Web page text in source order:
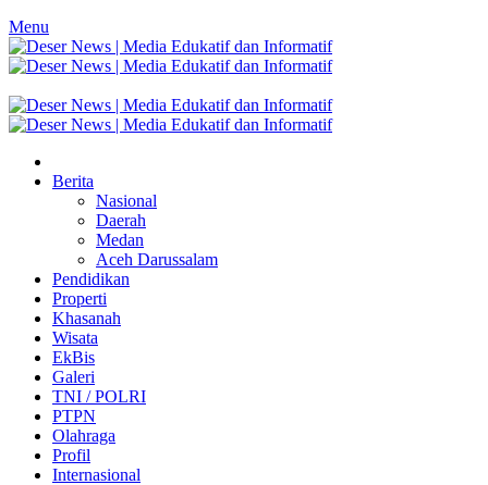
Menu
Berita
Nasional
Daerah
Medan
Aceh Darussalam
Pendidikan
Properti
Khasanah
Wisata
EkBis
Galeri
TNI / POLRI
PTPN
Olahraga
Profil
Internasional